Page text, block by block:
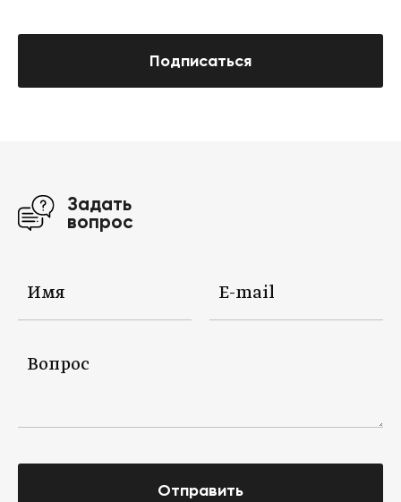
Подписаться
Задать
вопрос
Отправить